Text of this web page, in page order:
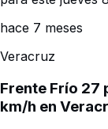
hace 7 meses
Veracruz
Frente Frío 27
km/h en